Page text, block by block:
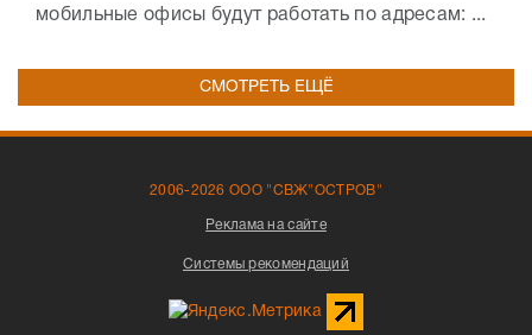
мобильные офисы будут работать по адресам: ...
СМОТРЕТЬ ЕЩЁ
2006-2026 ООО "СВЖ"ОСТРОВ"
Реклама на сайте
Системы рекомендаций